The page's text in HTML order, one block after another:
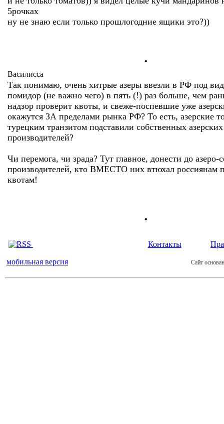
5рочках
ну не знаю если только прошлогодние ящики это?))
.
Василисса
Так понимаю, очень хитрые азеры ввезли в РФ под
помидор (не важно чего) в пять (!) раз больше, чем
надзор проверит квоты, и свеже-поспевшие уже
окажутся ЗА пределами рынка РФ? То есть, азерские
турецким транзитом подставили собственных азерских
производителей?
Чи перемога, чи зрада? Тут главное, донести до азеро-
производителей, кто ВМЕСТО них втюхал россиянам
квотам!
.
Контакты
мобильная версия Сайт